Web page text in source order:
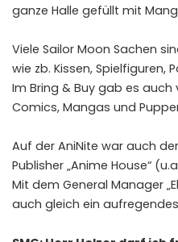
ganze Halle gefüllt mit
Viele Sailor Moon Sachen
wie zb. Kissen, Spielfiguren,
Im Bring & Buy gab es
Comics, Mangas und
Auf der AniNite war auch
Publisher „Anime House“
Mit dem General Manager
auch gleich ein